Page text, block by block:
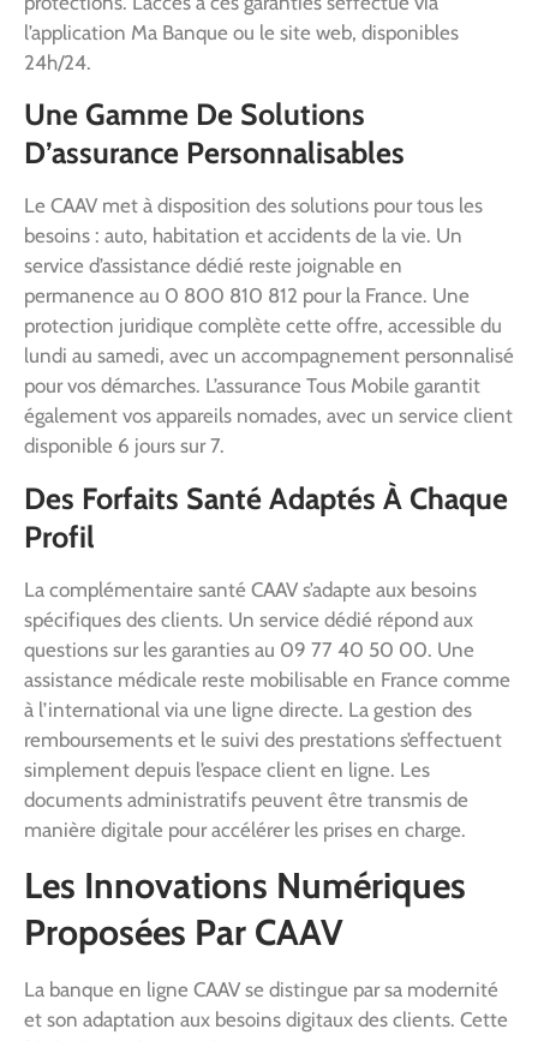
l’application Ma Banque ou le site web, disponibles
24h/24.
Une Gamme De Solutions
D’assurance Personnalisables
Le CAAV met à disposition des solutions pour tous les
besoins : auto, habitation et accidents de la vie. Un
service d’assistance dédié reste joignable en
permanence au 0 800 810 812 pour la France. Une
protection juridique complète cette offre, accessible du
lundi au samedi, avec un accompagnement personnalisé
pour vos démarches. L’assurance Tous Mobile garantit
également vos appareils nomades, avec un service client
disponible 6 jours sur 7.
Des Forfaits Santé Adaptés À Chaque
Profil
La complémentaire santé CAAV s’adapte aux besoins
spécifiques des clients. Un service dédié répond aux
questions sur les garanties au 09 77 40 50 00. Une
assistance médicale reste mobilisable en France comme
à l’international via une ligne directe. La gestion des
remboursements et le suivi des prestations s’effectuent
simplement depuis l’espace client en ligne. Les
documents administratifs peuvent être transmis de
manière digitale pour accélérer les prises en charge.
Les Innovations Numériques
Proposées Par CAAV
La banque en ligne CAAV se distingue par sa modernité
et son adaptation aux besoins digitaux des clients. Cette